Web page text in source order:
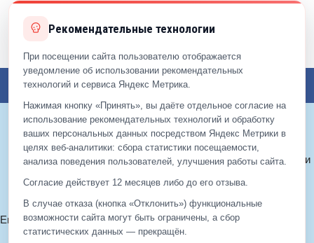
© 2012—2026 ЕДС-Реутов
Политика конфиденциальности
Email:info@eds-reutov.ru
Рекомендательные технологии
При посещении сайта пользователю отображается
уведомление об использовании рекомендательных
технологий и сервиса Яндекс Метрика.
Нажимая кнопку «Принять», вы даёте отдельное согласие на
использование рекомендательных технологий и обработку
ваших персональных данных посредством Яндекс Метрики в
целях веб‑аналитики: сбора статистики посещаемости,
анализа поведения пользователей, улучшения работы сайта.
Согласие действует 12 месяцев либо до его отзыва.
В случае отказа (кнопка «Отклонить») функциональные
возможности сайта могут быть ограничены, а сбор
статистических данных — прекращён.